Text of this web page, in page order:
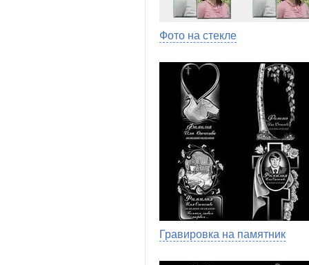
Фото на стекле
Гравировка на памятник